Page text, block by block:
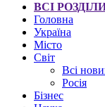
ВСІ
Головна
Україна
Місто
Світ
Всі
Росія
Бізнес